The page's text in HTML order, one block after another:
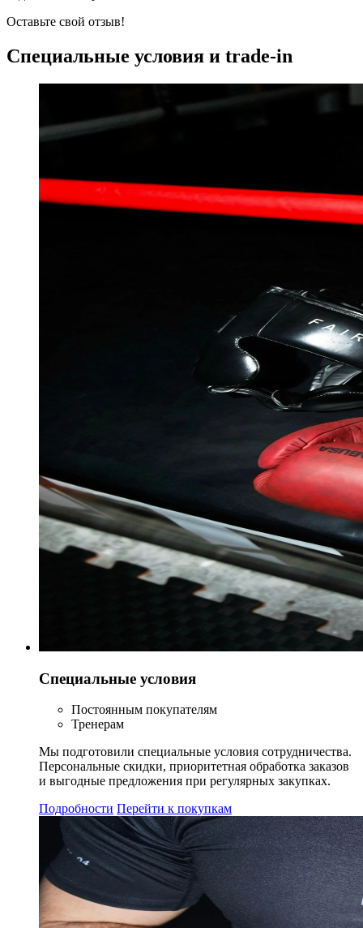
Оставьте свой отзыв!
Специальные условия и trade-in
Специальные условия
Постоянным покупателям
Тренерам
Мы подготовили специальные условия сотрудничества.
Персональные скидки, приоритетная обработка заказов
и выгодные предложения при регулярных закупках.
Подробности Перейти к покупкам